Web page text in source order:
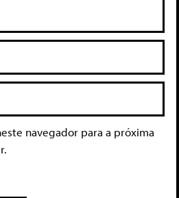
navegador para a próxima